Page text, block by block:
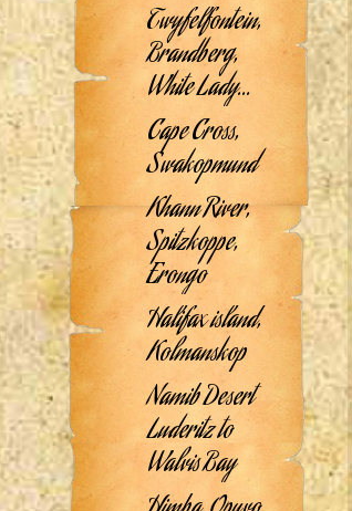
Twyfelfontein,
Brandberg,
White Lady…
Cape Cross,
Swakopmund
Khann River,
Spitzkoppe,
Erongo
Halifax island,
Kolmanskop
Namib Desert
Luderitz to
Walvis Bay